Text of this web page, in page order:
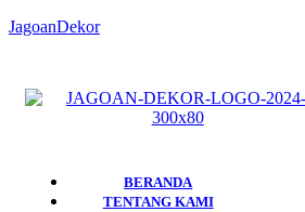
JagoanDekor
BERANDA
TENTANG KAMI